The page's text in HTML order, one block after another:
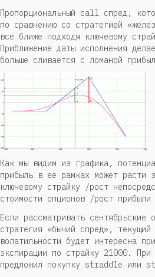
Пропорциональный call спред,
по сравнению со стратегией
все ближе подходя ключевому
Приближение даты исполнения
больше сливается с ломаной
Как мы видим из графика,
прибыль в ее рамках может расти
ключевому страйку /рост
стоимости опционов /рост
Если рассматривать
стратегия «бычий спред»,
волатильности будет интересна
экспирации по страйку 21000.
предложил покупку straddle или